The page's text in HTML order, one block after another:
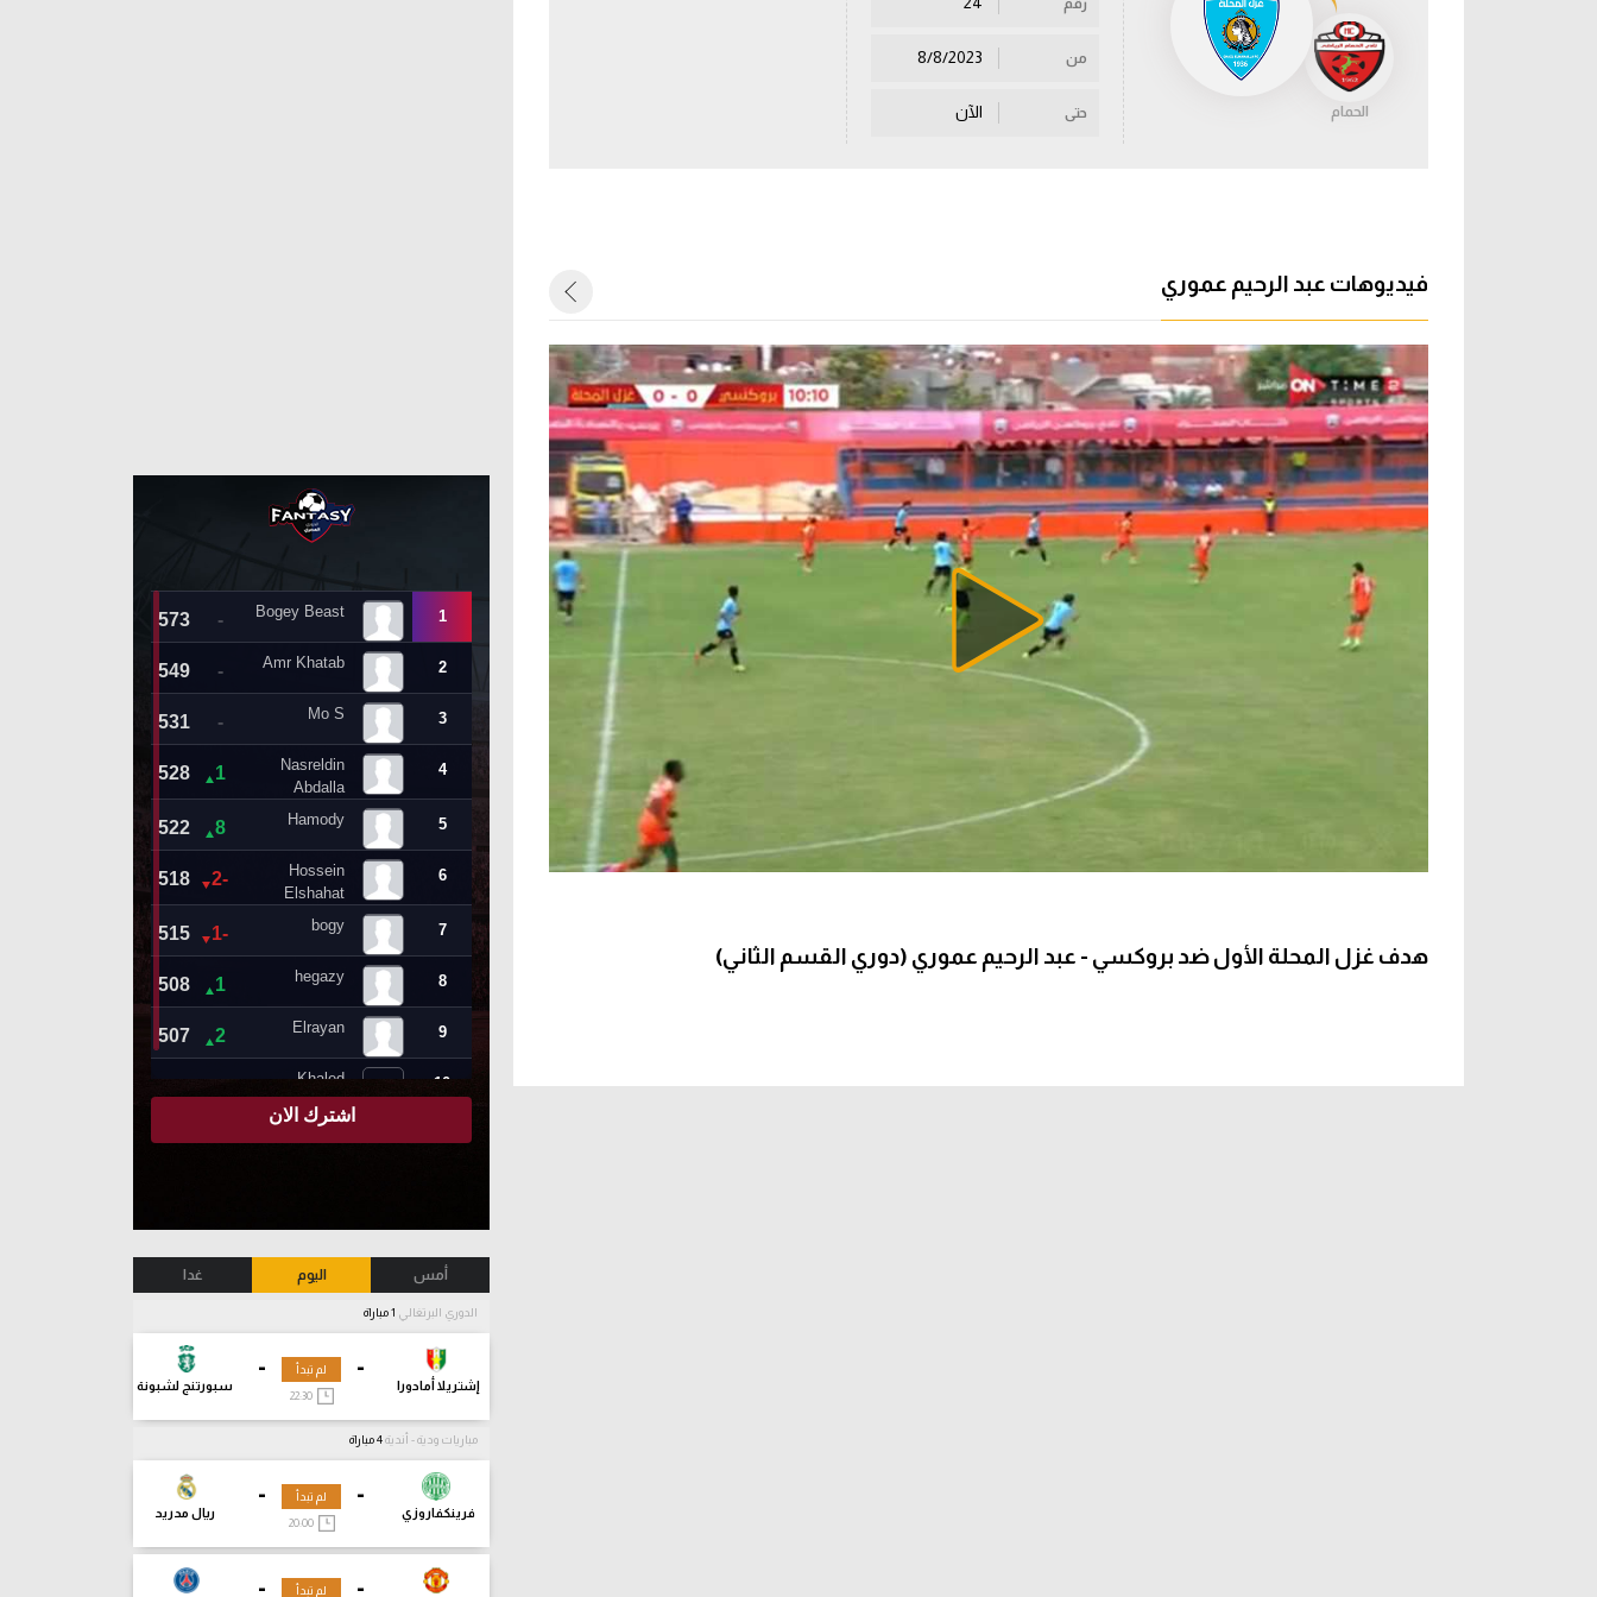
الحمام
رقم
من
حتى الآن
فيديوهات عبد الرحيم عموري
هدف غزل المحلة الأول ضد بروكسي - عبد الرحيم عموري (دوري القسم الثاني)
أمس اليوم غدا
الدوري البرتغالي
-
إشتريلا أمادورا
-
سبورتنج لشبونة
لم تبدأ
22:30
مباريات ودية - أندية
-
فرينكفاروزي
-
ريال مدريد
لم تبدأ
20:00
-
-
لم تبدأ